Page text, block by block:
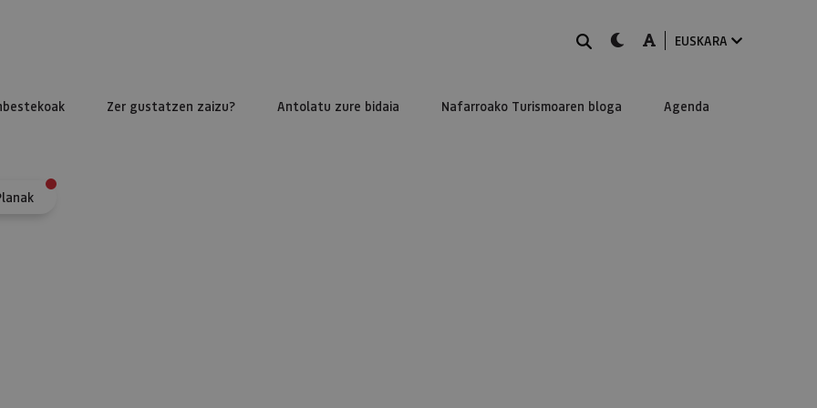
BILATUdark-mode
A-modeEUSKARA
Zer gustatzen zaizu? Antolatu zure bidaia Nafarroako Turismoaren bloga Agenda